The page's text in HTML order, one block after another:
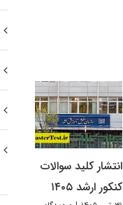
انتشار کلید سوالات
کنکور ارشد ۱۴۰۵